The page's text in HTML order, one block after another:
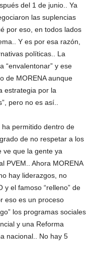
del 1 de junio.. Ya
las suplencias
por eso, en todos lados
Y es por esa razón,
políticas.. La
“envalentonar” y ese
de MORENA aunque
estrategia por la
pero no es así..
permitido dentro de
de no respetar a los
ve que la gente ya
PVEM.. Ahora MORENA
hay liderazgos, no
y el famoso “relleno” de
eso es un proceso
los programas sociales
y una Reforma
nacional.. No hay 5